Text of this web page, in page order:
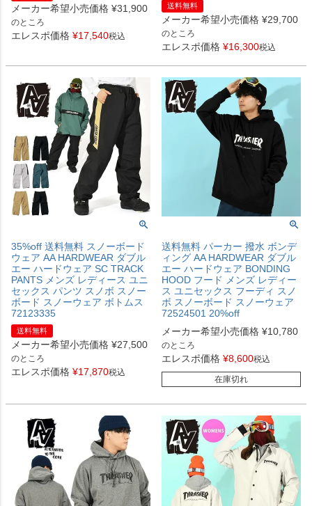
メーカー希望小売価格 ¥31,900
のところ
エレスポ価格 ¥17,540税込
送料無料
メーカー希望小売価格 ¥29,700
のところ
エレスポ価格 ¥16,300税込
35%off 送料無料 スノーボード
ウェア AA HARDWEAR ダブル
エー ハードウェア SC TRACK
PANTS メンズ レディース ユニ
セックス パンツ スノボ スノー
ボード スノーウェア ボトムス
72123335
送料無料
メーカー希望小売価格 ¥27,500
のところ
エレスポ価格 ¥17,870税込
送料無料 パーカー 撥水 ボンデ
ィング AA HARDWEAR ダブル
エー ハードウェア BONDING
HOOD フード メンズ レディー
ス ユニセックス フーディ スノ
ボ スノーボード スノーウェア
72524501 20%off
メーカー希望小売価格 ¥10,780
のところ
エレスポ価格 ¥8,600税込
在庫切れ